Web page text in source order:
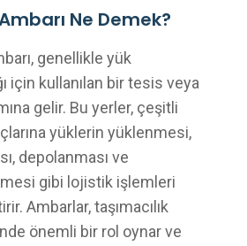
Ne Demek?
genellikle yük
için kullanılan bir tesis veya
gelir. Bu yerler, çeşitli
yüklerin yüklenmesi,
depolanması ve
gibi lojistik işlemleri
Ambarlar, taşımacılık
önemli bir rol oynar ve